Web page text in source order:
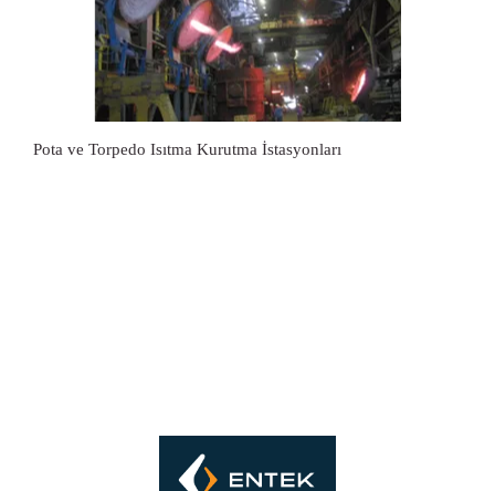
Pota ve Torpedo Isıtma Kurutma İstasyonları